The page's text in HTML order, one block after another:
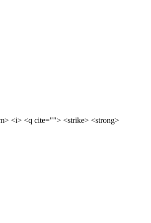
<i> <q cite=""> <strike> <strong>